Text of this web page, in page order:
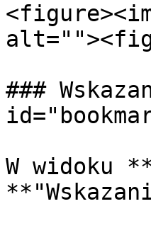
###
W widoku